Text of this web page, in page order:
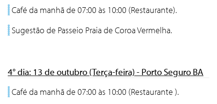
Café da manhã de 07:00 às 10:00 (Restaurante).
Sugestão de Passeio Praia de Coroa Vermelha.
4° dia: 13 de outubro (Terça-feira) - Porto Seguro BA
Café da manhã de 07:00 às 10:00 (Restaurante ).